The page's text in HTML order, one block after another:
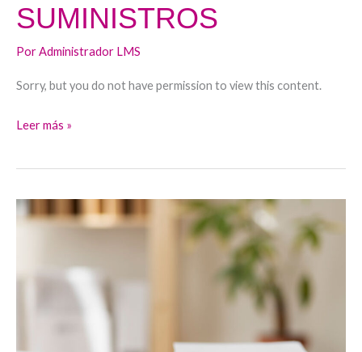
SUMINISTROS
PorAdministrador LMS
Sorry, but you do not have permission to view this content.
Leer más »
BLOQUE
INTRAHOSPITALARIA